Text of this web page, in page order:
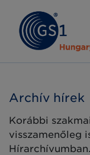
Archív hírek
Korábbi
visszamenőleg
Hírarchívumban.